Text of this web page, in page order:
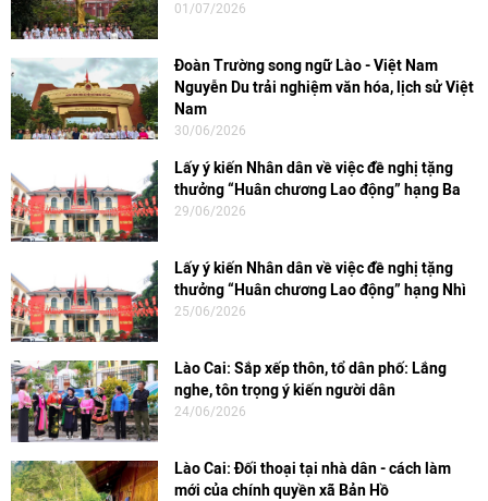
01/07/2026
Đoàn Trường song ngữ Lào - Việt Nam
Nguyễn Du trải nghiệm văn hóa, lịch sử Việt
Nam
30/06/2026
Lấy ý kiến Nhân dân về việc đề nghị tặng
thưởng “Huân chương Lao động” hạng Ba
29/06/2026
Lấy ý kiến Nhân dân về việc đề nghị tặng
thưởng “Huân chương Lao động” hạng Nhì
25/06/2026
Lào Cai: Sắp xếp thôn, tổ dân phố: Lắng
nghe, tôn trọng ý kiến người dân
24/06/2026
Lào Cai: Đối thoại tại nhà dân - cách làm
mới của chính quyền xã Bản Hồ